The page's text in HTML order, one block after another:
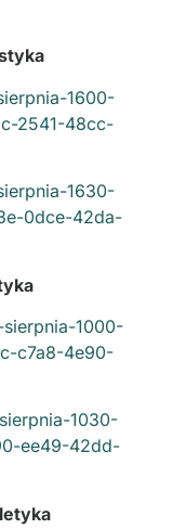
1600-
2541-48cc-
1630-
0dce-42da-
1000-
c7a8-4e90-
1030-
ee49-42dd-